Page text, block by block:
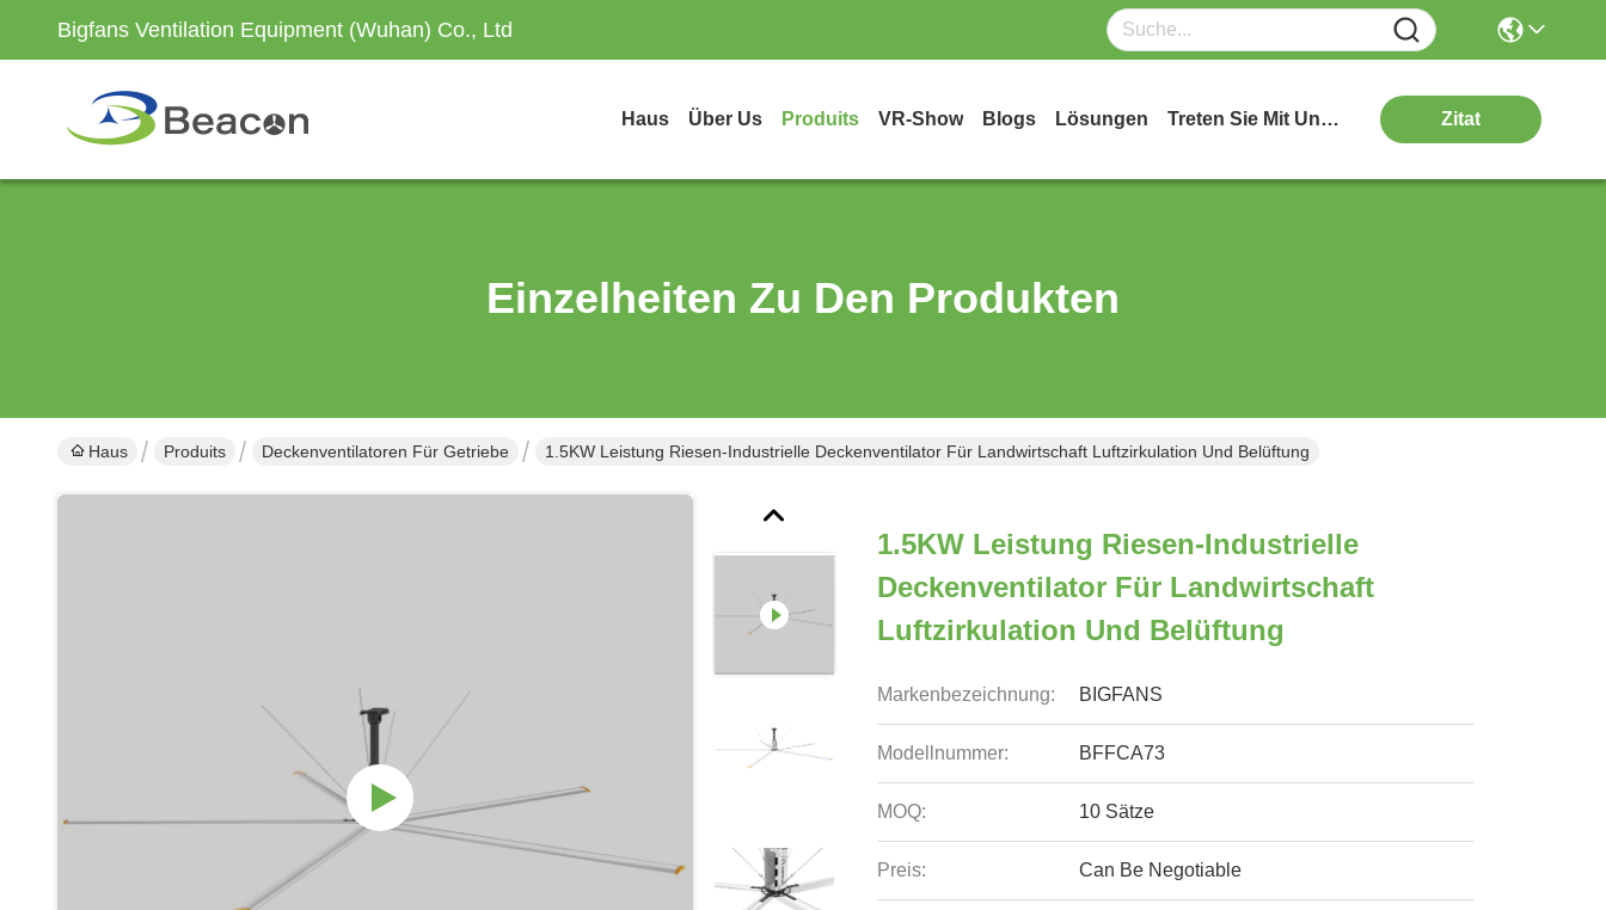
Bigfans Ventilation Equipment (Wuhan) Co., Ltd
Haus Über Us Produits VR-Show Blogs Lösungen Treten Sie Mit Uns In Verbindung Zitat
Einzelheiten Zu Den Produkten
Haus Produits Deckenventilatoren Für Getriebe 1.5KW Leistung Riesen-Industrielle Deckenventilator Für Landwirtschaft Luftzirkulation Und Belüftung
1.5KW Leistung Riesen-Industrielle
Deckenventilator Für Landwirtschaft
Luftzirkulation Und Belüftung
Markenbezeichnung: BIGFANS
Modellnummer: BFFCA73
MOQ: 10 Sätze
Preis: Can Be Negotiable